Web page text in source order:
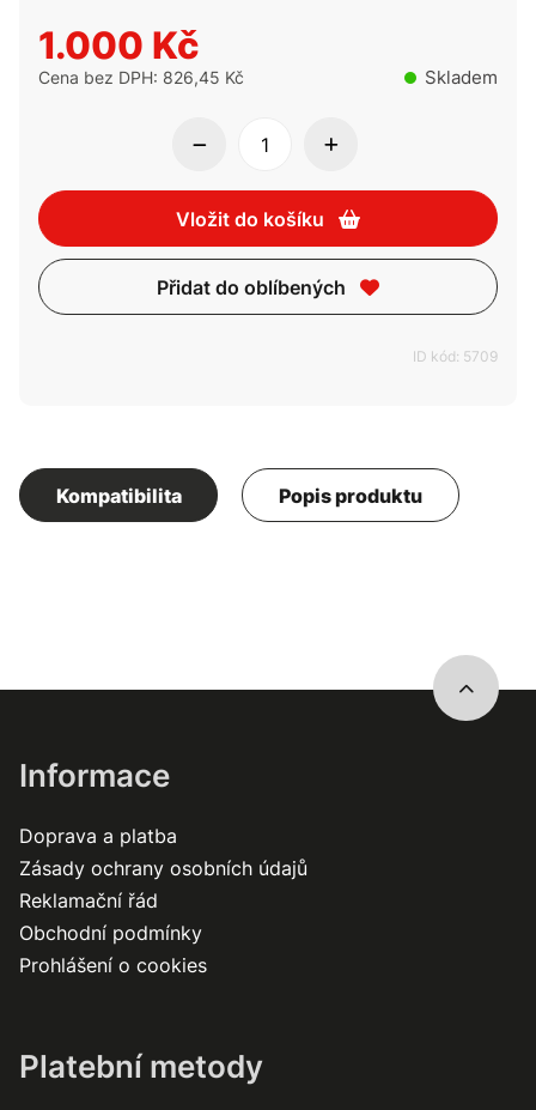
1.000 Kč
Cena bez DPH: 826,45 Kč Skladem
Vložit do košíku
Přidat do oblíbených
ID kód: 5709
Kompatibilita Popis produktu
Informace
Doprava a platba
Zásady ochrany osobních údajů
Reklamační řád
Obchodní podmínky
Prohlášení o cookies
Platební metody